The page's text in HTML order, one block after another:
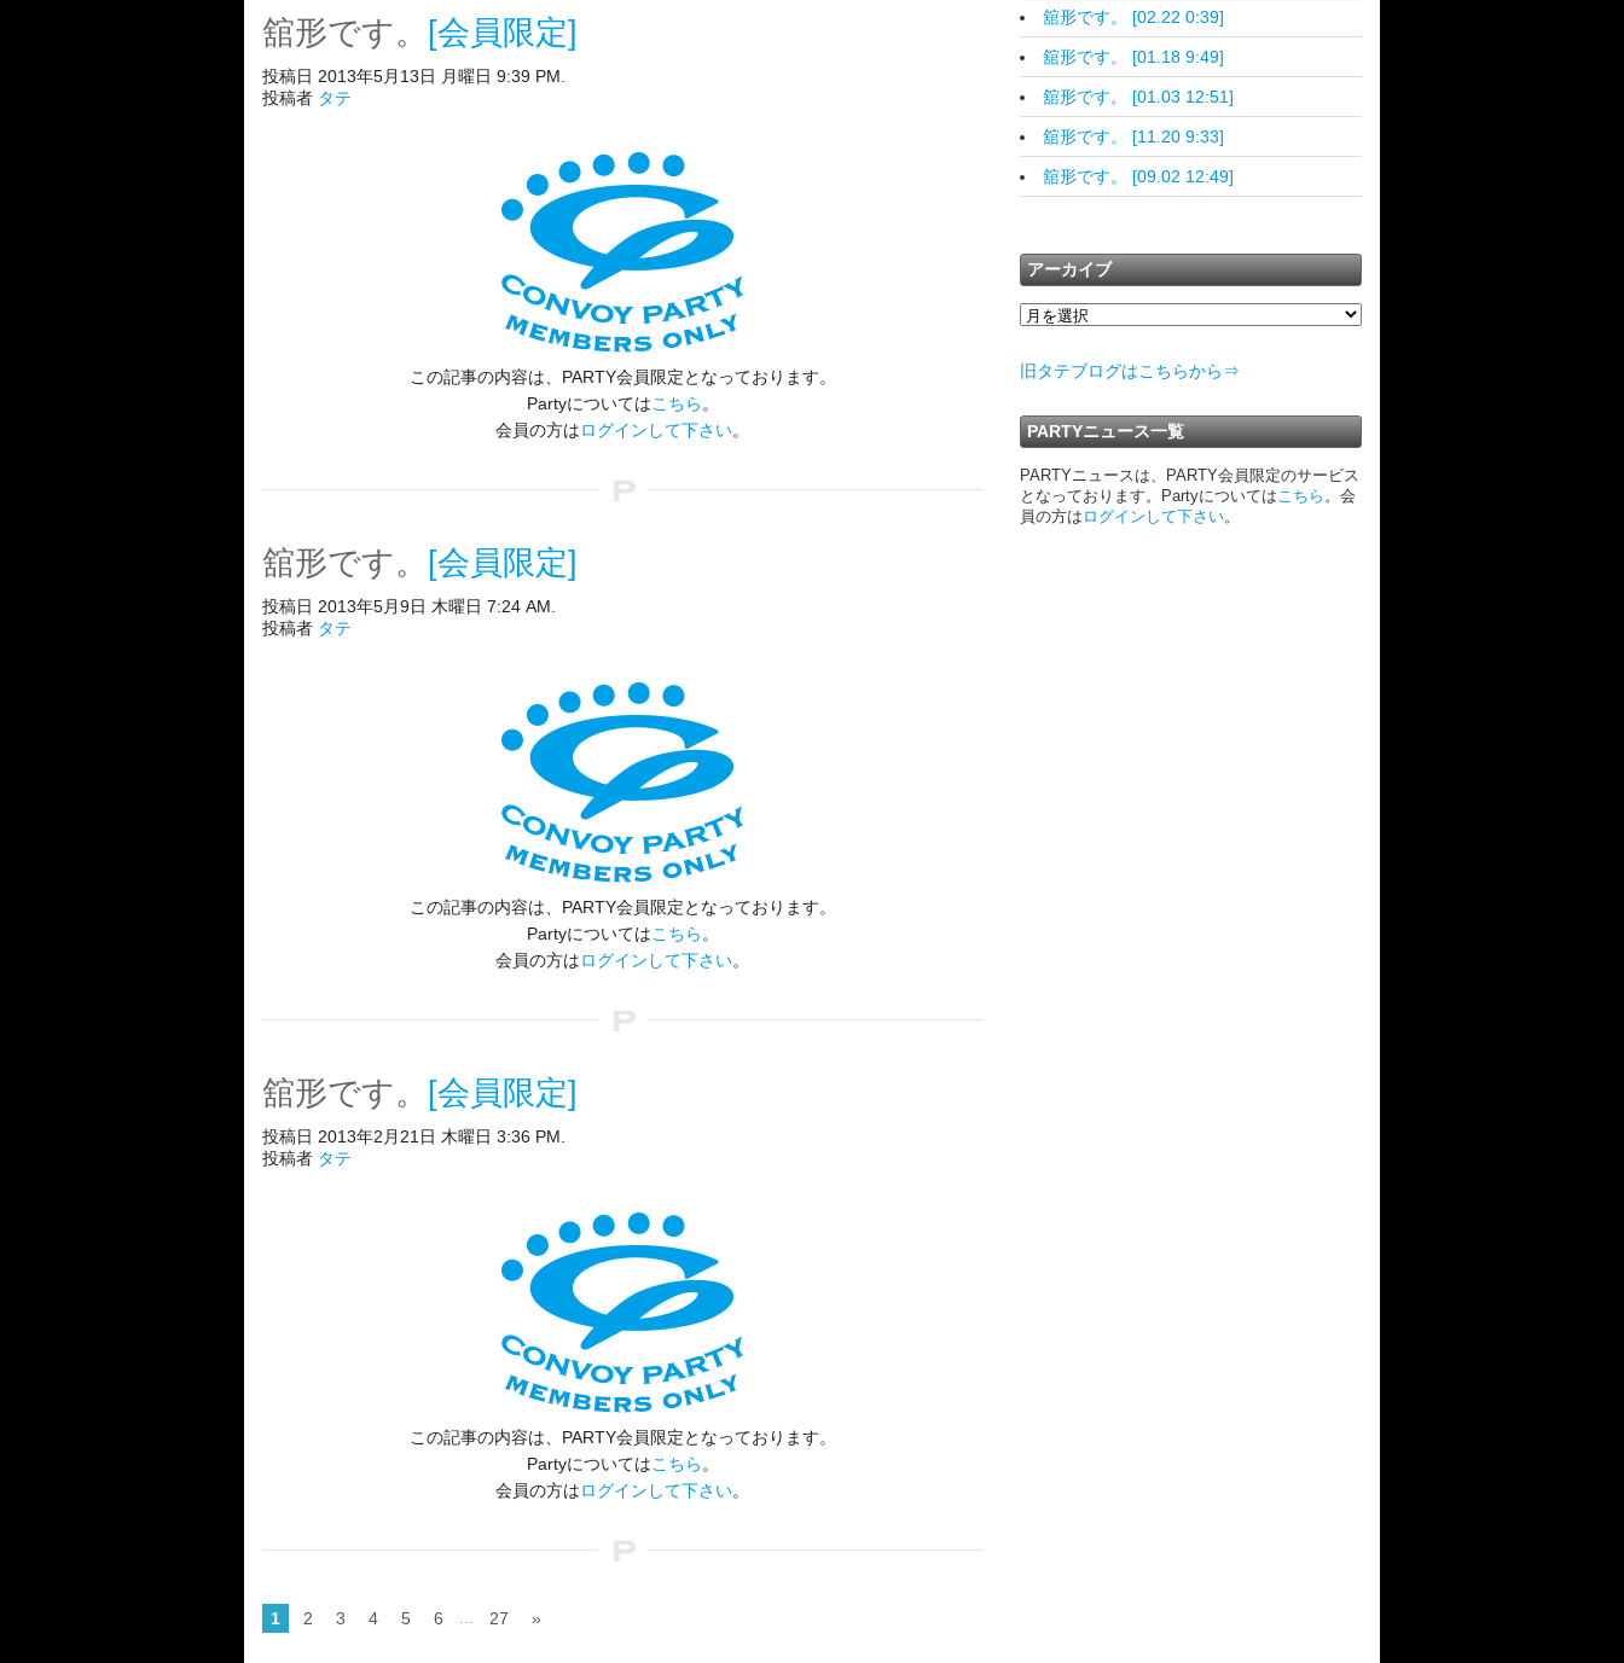
舘形です。 [会員限定]
投稿日 2013年5月13日 月曜日 9:39 PM.
投稿者 タテ
この記事の内容は、PARTY会員限定となっております。
Partyについてはこちら 。
会員の方はログインして下さい。
舘形です。 [会員限定]
投稿日 2013年5月9日 木曜日 7:24 AM.
投稿者 タテ
この記事の内容は、PARTY会員限定となっております。
Partyについてはこちら 。
会員の方はログインして下さい。
舘形です。 [会員限定]
投稿日 2013年2月21日 木曜日 3:36 PM.
投稿者 タテ
この記事の内容は、PARTY会員限定となっております。
Partyについてはこちら 。
会員の方はログインして下さい。
1 2 3 4 5 6 27 »
舘形です。 [02.22 0:39]
舘形です。 [01.18 9:49]
舘形です。 [01.03 12:51]
舘形です。 [11.20 9:33]
舘形です。 [09.02 12:49]
アーカイブ
旧タテブログはこちらから⇒
PARTYニュース一覧
PARTYニュースは、PARTY会員限定のサービス
となっております。Partyについてはこちら 。会
員の方は ログインして下さい。